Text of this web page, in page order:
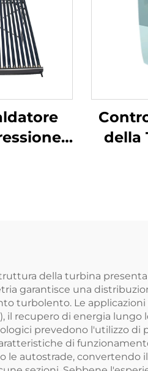
della
della turbina
garantisce una
turbolento. Le
recupero di energia lungo
prevedono l'utilizzo di
di
autostrade, convertendo